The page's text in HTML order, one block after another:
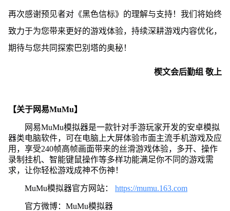
再次感谢预见者对《黑色信标》的理解与支持！我们将始终
致力于为您带来更好的游戏体验，持续深耕游戏内容优化，
期待与您共同探索巴别塔的奥秘！
楔文会后勤组 敬上
【关于网易MuMu】
网易MuMu模拟器是一款针对手游玩家开发的安卓模拟
器类电脑软件，可在电脑上大屏体验市面主流手机游戏及应
用，享受240帧高帧画面带来的丝滑游戏体验，多开、操作
录制挂机、智能键鼠操作等多样功能满足你不同的游戏需
求，让你轻松游戏成神不伤神！
MuMu模拟器官方网站： https://mumu.163.com
官方微博：MuMu模拟器